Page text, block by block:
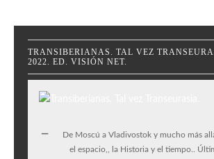
TRANSIBERIANAS. TAL VEZ
2022. ED. VISIÓN NET.
De Moscú a Vladivostok y mucho más
el espacio,, la Historia y el tiempo..